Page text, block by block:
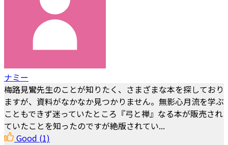
ナミー
梅路見鸞先生のことが知りたく、さまざまな本を探しており
ますが、資料がなかなか見つかりません。無影心月流を学ぶ
こともできず迷っていたところ『弓と禅』なる本が販売され
ていたことを知ったのですが絶版されてい...
Good (1)